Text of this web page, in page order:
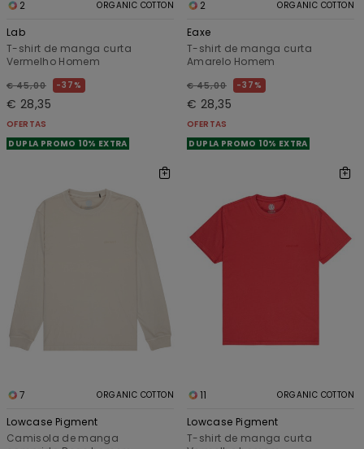
2 ORGANIC COTTON
Lab
T-shirt de manga curta
Vermelho Homem
€ 45,00 37%
€ 28,35
OFERTAS
DUPLA PROMO 10% EXTRA
2 ORGANIC COTTON
Eaxe
T-shirt de manga curta
Amarelo Homem
€ 45,00 37%
€ 28,35
OFERTAS
DUPLA PROMO 10% EXTRA
7 ORGANIC COTTON
Lowcase Pigment
Camisola de manga
11 ORGANIC COTTON
Lowcase Pigment
T-shirt de manga curta